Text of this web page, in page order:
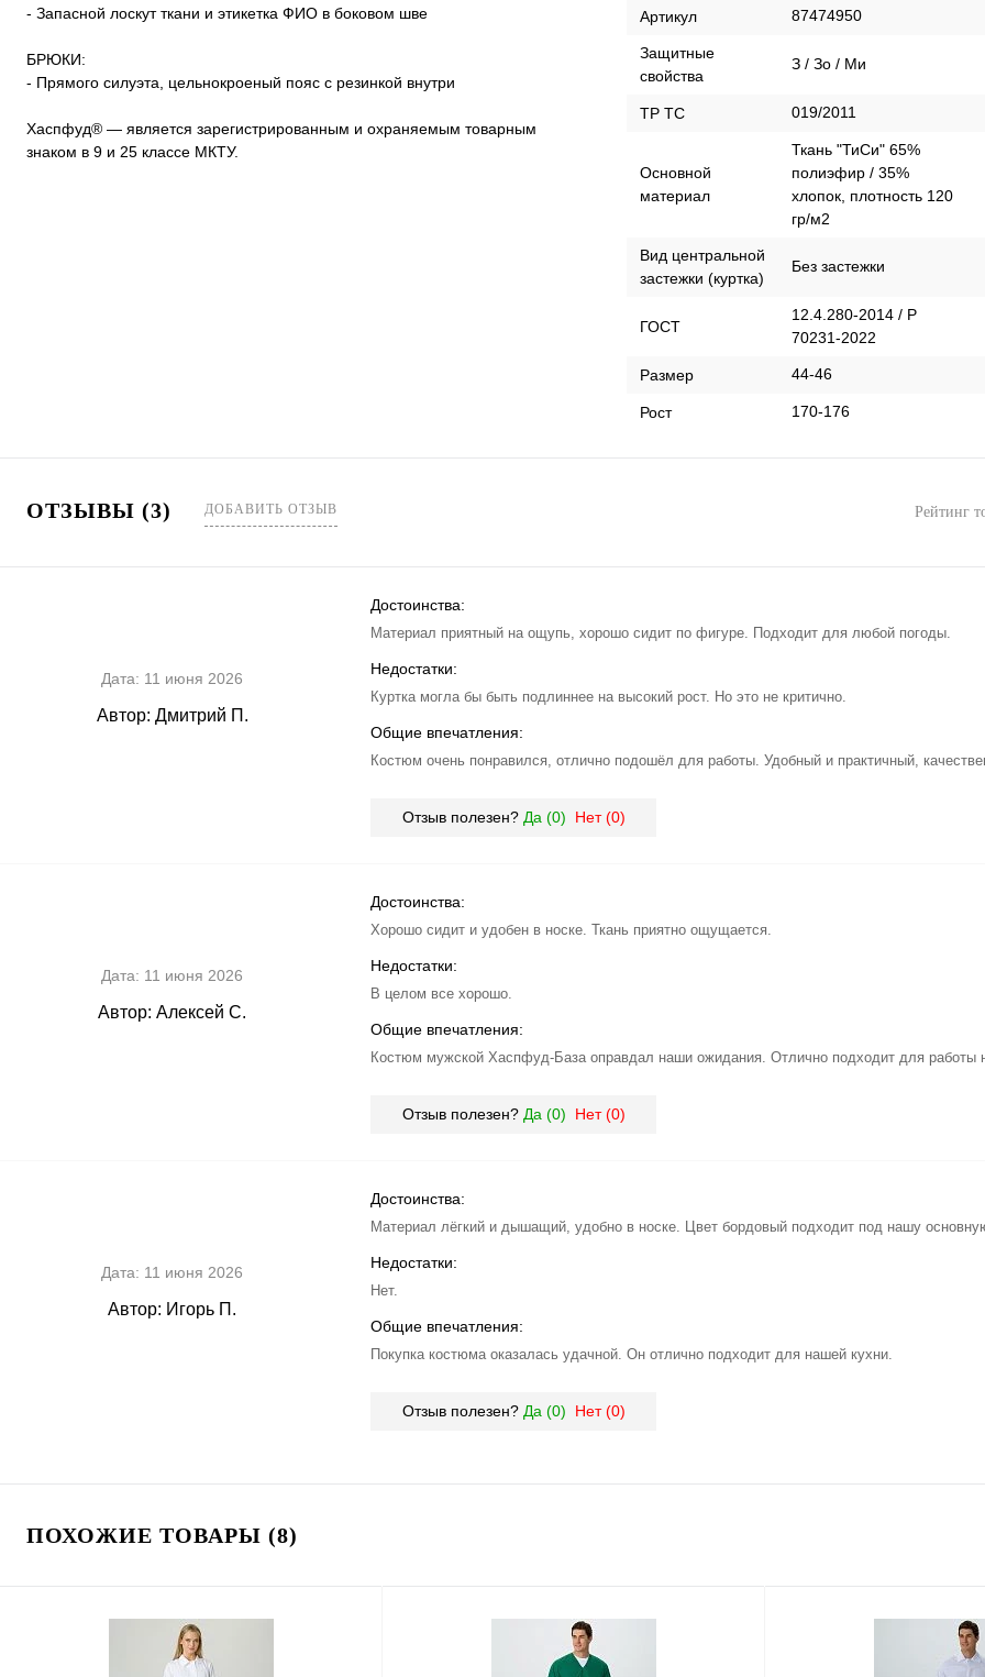
- Запасной лоскут ткани и этикетка ФИО в боковом шве
БРЮКИ:
- Прямого силуэта, цельнокроеный пояс с резинкой внутри
Хаспфуд® — является зарегистрированным и охраняемым товарным
знаком в 9 и 25 классе МКТУ.
Артикул 87474950
Защитные
свойства
З / Зо / Ми
ТР ТС 019/2011
Основной
материал
Ткань "ТиСи" 65%
полиэфир / 35%
хлопок, плотность 120
гр/м2
Вид центральной
застежки (куртка)
Без застежки
ГОСТ
12.4.280-2014 / Р
70231-2022
Размер 44-46
Рост 170-176
ОТЗЫВЫ (3) ДОБАВИТЬ ОТЗЫВ Рейтинг
Дата: 11 июня 2026
Автор: Дмитрий П.
Достоинства:
Материал приятный на ощупь, хорошо сидит по фигуре. Подходит для любой погоды.
Недостатки:
Куртка могла бы быть подлиннее на высокий рост. Но это не критично.
Общие впечатления:
Костюм очень понравился, отлично подошёл для работы. Удобный и практичный,
Отзыв полезен? Да (0) Нет (0)
Дата: 11 июня 2026
Автор: Алексей С.
Достоинства:
Хорошо сидит и удобен в носке. Ткань приятно ощущается.
Недостатки:
В целом все хорошо.
Общие впечатления:
Костюм мужской Хаспфуд-База оправдал наши ожидания. Отлично подходит для работы
Отзыв полезен? Да (0) Нет (0)
Дата: 11 июня 2026
Автор: Игорь П.
Достоинства:
Материал лёгкий и дышащий, удобно в носке. Цвет бордовый подходит под нашу
Недостатки:
Нет.
Общие впечатления:
Покупка костюма оказалась удачной. Он отлично подходит для нашей кухни.
Отзыв полезен? Да (0) Нет (0)
ПОХОЖИЕ ТОВАРЫ (8)